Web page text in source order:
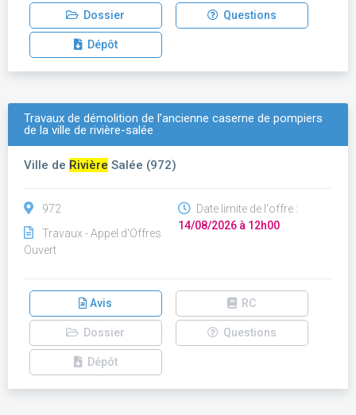
Dossier Questions
Dépôt
Travaux de démolition de l’ancienne caserne de pompiers
de la ville de rivière-salée
Ville de Rivière Salée (972)
972
Travaux - Appel d'Offres
Ouvert
Date limite de l'offre :
14/08/2026 à 12h00
Avis RC
Dossier Questions
Dépôt